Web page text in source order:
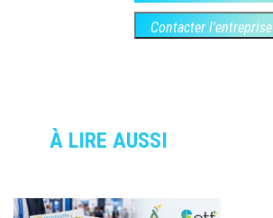
Contacter l'entreprise
À LIRE AUSSI